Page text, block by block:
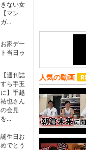
きない女
【マン
ガ...
お家デー
ト当日ゥ
【週刊誌
すら手玉
に】手越
祐也さん
の会見
を...
誕生日お
めでとう
人気の動画